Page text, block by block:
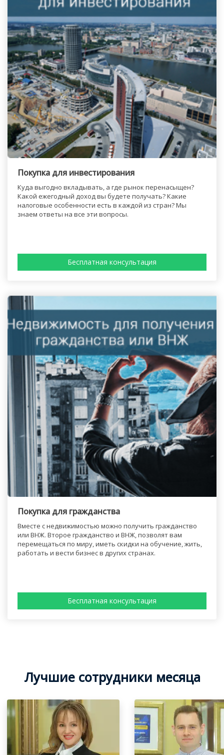
Покупка для инвестирования
Куда выгодно вкладывать, а где рынок перенасыщен?
Какой ежегодный доход вы будете получать? Какие
налоговые особенности есть в каждой из стран? Мы
знаем ответы на все эти вопросы.
Бесплатная консультация
Покупка для гражданства
Вместе с недвижимостью можно получить гражданство
или ВНЖ. Второе гражданство и ВНЖ, позволят вам
перемещаться по миру, иметь скидки на обучение, жить,
работать и вести бизнес в других странах.
Бесплатная консультация
Лучшие сотрудники месяца